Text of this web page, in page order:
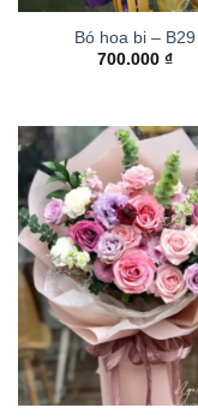
Bó hoa bi – B29
700.000 ₫